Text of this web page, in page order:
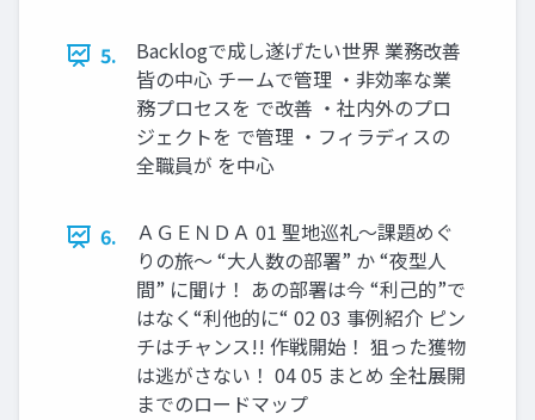
5.
Backlogで成し遂げたい世界 業務改善
皆の中心 チームで管理 ・非効率な業
務プロセスを で改善 ・社内外のプロ
ジェクトを で管理 ・フィラディスの
全職員が を中心
6.
ＡＧＥＮＤＡ 01 聖地巡礼～課題めぐ
りの旅～ “大人数の部署” か “夜型人
間” に聞け！ あの部署は今 “利己的”で
はなく“利他的に“ 02 03 事例紹介 ピン
チはチャンス!! 作戦開始！ 狙った獲物
は逃がさない！ 04 05 まとめ 全社展開
までのロードマップ